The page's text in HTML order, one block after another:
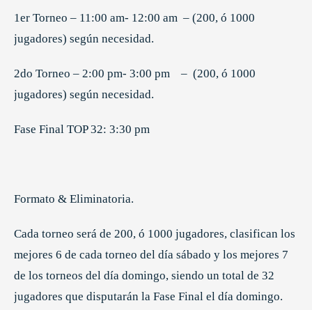
1er Torneo – 11:00 am- 12:00 am – (200, ó 1000
jugadores) según necesidad.
2do Torneo – 2:00 pm- 3:00 pm – (200, ó 1000
jugadores) según necesidad.
Fase Final TOP 32: 3:30 pm
Formato & Eliminatoria.
Cada torneo será de 200, ó 1000 jugadores, clasifican los
mejores 6 de cada torneo del día sábado y los mejores 7
de los torneos del día domingo, siendo un total de 32
jugadores que disputarán la Fase Final el día domingo.